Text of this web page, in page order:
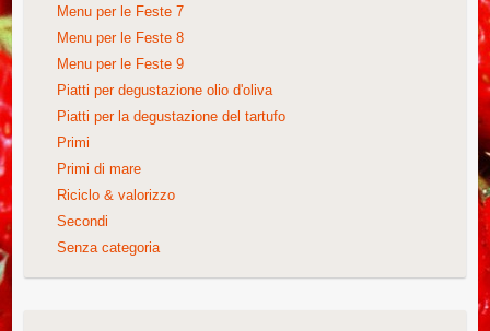
Menu per le Feste 7
Menu per le Feste 8
Menu per le Feste 9
Piatti per degustazione olio d'oliva
Piatti per la degustazione del tartufo
Primi
Primi di mare
Riciclo & valorizzo
Secondi
Senza categoria